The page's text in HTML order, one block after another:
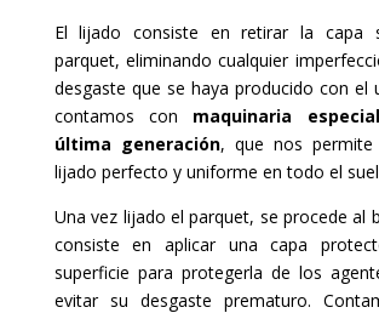
El lijado consiste en retirar la capa
parquet, eliminando cualquier
desgaste que se haya producido con el
contamos con maquinaria
última generación, que nos permite
lijado perfecto y uniforme en todo el
Una vez lijado el parquet, se procede al
consiste en aplicar una capa
superficie para protegerla de los
evitar su desgaste prematuro.